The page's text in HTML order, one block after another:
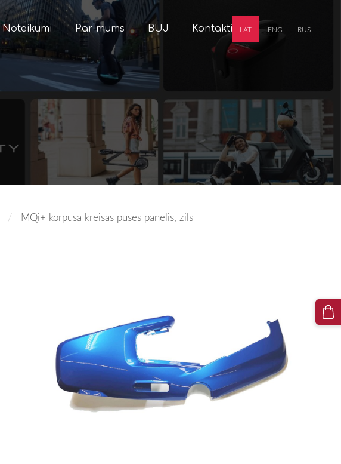
Noteikumi Par mums BUJ Kontakti LAT ENG RUS
MQi+ korpusa kreisās puses panelis, zils